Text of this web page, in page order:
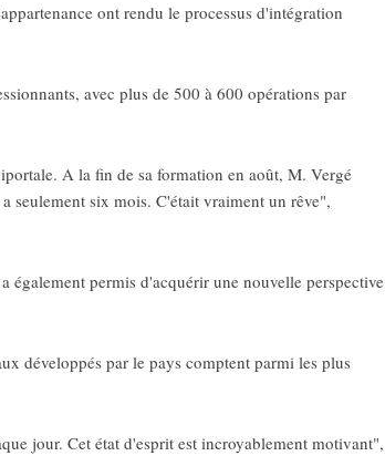
ont rendu le processus d'intégration
avec plus de 500 à 600 opérations par
A la fin de sa formation en août, M. Vergé
seulement six mois. C'était vraiment un rêve",
également permis d'acquérir une nouvelle perspective
développés par le pays comptent parmi les plus
jour. Cet état d'esprit est incroyablement motivant",